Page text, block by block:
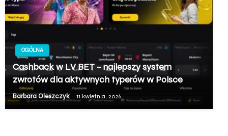
OGÓLNA
Cashback w LV BET – najlepszy system
zwrotów dla aktywnych typerów w Polsce
Barbara Oleszczyk 11 kwietnia, 2026